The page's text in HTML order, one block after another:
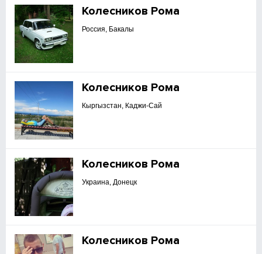
Колесников Рома
Россия, Бакалы
Колесников Рома
Кыргызстан, Каджи-Сай
Колесников Рома
Украина, Донецк
Колесников Рома